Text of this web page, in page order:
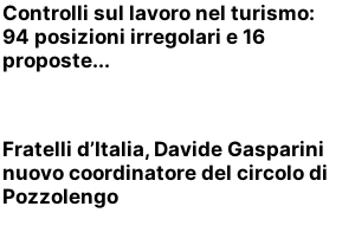
Controlli sul lavoro nel turismo:
94 posizioni irregolari e 16
proposte...
Fratelli d’Italia, Davide Gasparini
nuovo coordinatore del circolo di
Pozzolengo